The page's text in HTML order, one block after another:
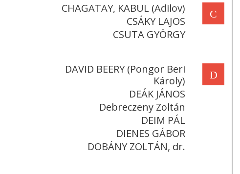
C
CHAGATAY, KABUL (Adilov)
CSÁKY LAJOS
CSUTA GYÖRGY
D
DAVID BEERY (Pongor Beri
Károly)
DEÁK JÁNOS
Debreczeny Zoltán
DEIM PÁL
DIENES GÁBOR
DOBÁNY ZOLTÁN, dr.